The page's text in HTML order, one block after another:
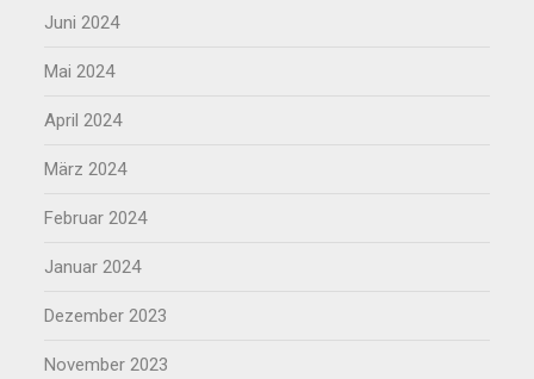
Juni 2024
Mai 2024
April 2024
März 2024
Februar 2024
Januar 2024
Dezember 2023
November 2023